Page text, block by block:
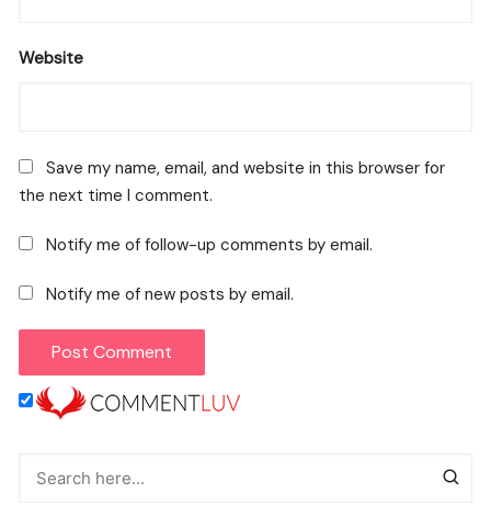
Website
Save my name, email, and website in this browser for
the next time I comment.
Notify me of follow-up comments by email.
Notify me of new posts by email.